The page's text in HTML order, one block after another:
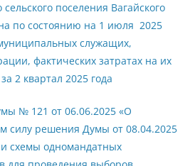
поселения Вагайского
по состоянию на 1 июля 2025
служащих,
фактических затратах на их
2 квартал 2025 года
№ 121 от 06.06.2025 «О
силу решения Думы от 08.04.2025
схемы одномандатных